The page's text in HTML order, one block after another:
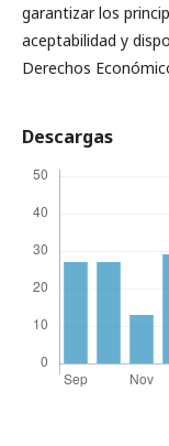
garantizar los
aceptabilidad y
Derechos
Descargas